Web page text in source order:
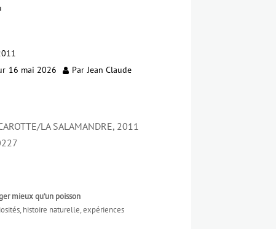
16 mai 2026 Par Jean Claude
LA SALAMANDRE, 2011
mieux qu’un poisson
histoire naturelle, expériences